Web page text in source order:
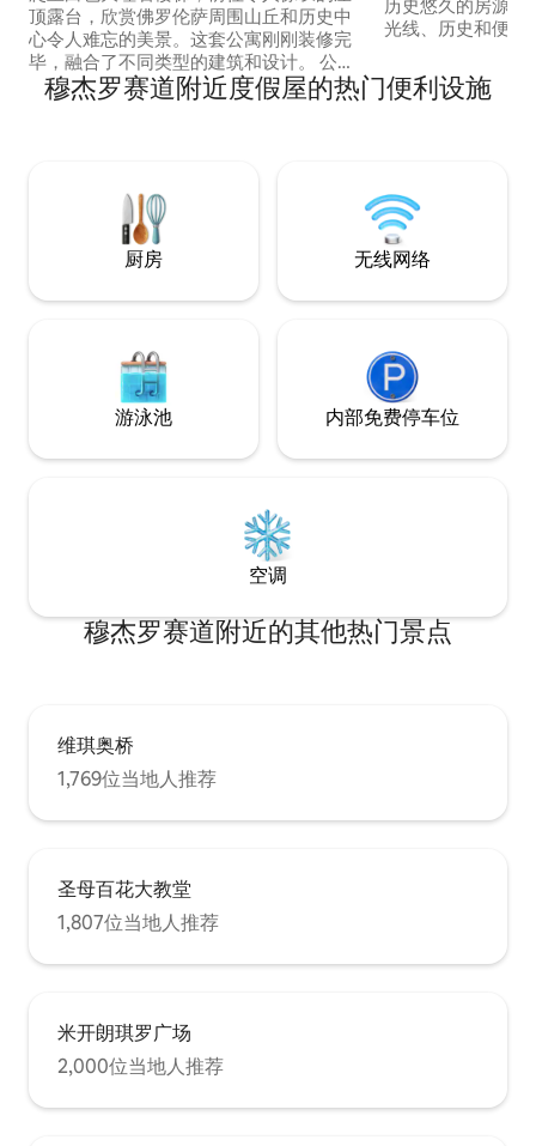
顶露台，欣赏佛罗伦萨周围山丘和历史中
心令人难忘的美景。这套公寓刚刚装修完
毕，融合了不同类型的建筑和设计。 公寓
内有足够的空间供您使用智能工作站：互
联网速度快、稳定，每个角落都可以使
常特别，融合了不同的建筑和设计风格。
这是一套位于20世纪中期建筑的最后一层
的2层公寓，位于历史悠久的市中心外：一
楼设有卧室（一间套房和第二间卧室）、
卫生间和衣柜房。 套房设有优雅的起居
的大衣柜、精美的沙发和双床客房，可随
意处置。 通过优雅的白色大理石楼梯，我
们可以进入全新的屋顶厨房和宽敞的露
台，欣赏佛罗伦萨周围的山丘和历史中心
的老建筑景点。 公寓完全供房客使用，可
内部通过楼梯进入。在同一楼层的独立公
寓里住着房东，随时为您提供帮助！ 房东
就住在隔壁，如有需要，随时为您服务。
Chez Geraldine是一套位于历史中心外的
公寓。这里主要是住宅区，但步行15分钟
即可抵达大教堂、佛罗伦萨学院美术馆和
而导致盗窃或严重损坏，您将被要求支付
160欧元的自行车费用。谢谢 步行：步行
仅需15分钟即可抵达市中心。 乘坐巴士：
距离大楼仅几步之遥，有前往市中心和车
历史悠久的房源，
光线、历史和便利
一路延伸至佛罗
院。 地理位置优越，非常适合家庭入住，
穆杰罗赛道附近度假屋的热门便利设施
厨房 无线网络
游泳池 内部免费停车位
空调
穆杰罗赛道附近的其他热门景点
维琪奥桥
1,769位当地人推荐
圣母百花大教堂
1,807位当地人推荐
米开朗琪罗广场
2,000位当地人推荐